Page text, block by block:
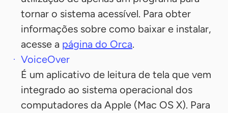
tornar o sistema acessível. Para obter
informações sobre como baixar e instalar,
acesse a página do Orca.
VoiceOver
É um aplicativo de leitura de tela que vem
integrado ao sistema operacional dos
computadores da Apple (Mac OS X). Para